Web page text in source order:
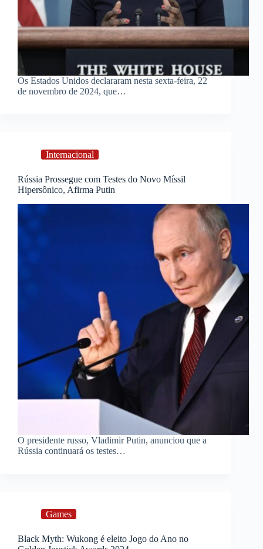
Os Estados Unidos declararam nesta sexta-feira, 22
de novembro de 2024, que…
Internacional
Rússia Prossegue com Testes do Novo Míssil
Hipersônico, Afirma Putin
O presidente russo, Vladimir Putin, anunciou que a
Rússia continuará os testes…
Games
Black Myth: Wukong é eleito Jogo do Ano no